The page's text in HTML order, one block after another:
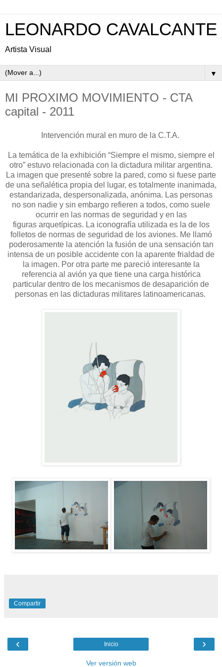
LEONARDO CAVALCANTE
Artista Visual
▼
MI PROXIMO MOVIMIENTO - CTA
capital - 2011
Intervención mural en muro de la C.T.A.
La temática de la exhibición “Siempre el mismo, siempre el
otro” estuvo relacionada con la dictadura militar argentina.
La imagen que presenté sobre la pared, como si fuese parte
de una señalética propia del lugar, es totalmente inanimada,
estandarizada, despersonalizada, anónima. Las personas
no son nadie y sin embargo refieren a todos, como suele
ocurrir en las normas de seguridad y en las
figuras arquetípicas. La iconografía utilizada es la de los
folletos de normas de seguridad de los aviones. Me llamó
poderosamente la atención la fusión de una sensación tan
intensa de un posible accidente con la aparente frialdad de
la imagen. Por otra parte me pareció interesante la
referencia al avión ya que tiene una carga histórica
particular dentro de los mecanismos de desaparición de
personas en las dictaduras militares latinoamericanas.
Compartir
‹ ›
Inicio
Ver versión web